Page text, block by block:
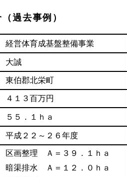
過去事例）
経営体育成基盤整備事業
大誠
東伯郡北栄町
４１３百万円
５５．１ｈａ
平成２２～２６年度
区画整理 Ａ＝３９．１ｈａ
暗渠排水 Ａ＝１２．０ｈａ